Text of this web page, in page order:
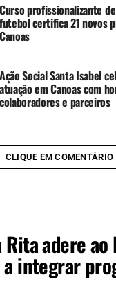
para ingresso nos
regiões do estado
Curso profissionalizante
futebol certifica 21 novos
Canoas
Ação Social Santa Isabel
atuação em Canoas com
colaboradores e parceiros
CLIQUE EM COMENTÁRIO
Rita adere ao
a integrar